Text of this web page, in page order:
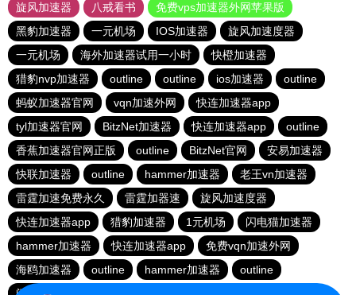
旋风加速器
八戒看书
免费vps加速器外网苹果版
黑豹加速器
一元机场 IOS加速器
旋风加速度器
一元机场
海外加速器试用一小时
快橙加速器
猎豹nvp加速器
outline outline ios加速器
outline
蚂蚁加速器官网
vqn加速外网
快连加速器app
tyl加速器官网
BitzNet加速器 快连加速器app
outline
香蕉加速器官网正版
outline BitzNet官网
安易加速器
快联加速器
outline hammer加速器
老王vn加速器
雷霆加速免费永久
雷霆加器速
旋风加速度器
快连加速器app
猎豹加速器 1元机场
闪电猫加速器
hammer加速器
快连加速器app
免费vqn加速外网
海鸥加速器
outline hammer加速器
outline